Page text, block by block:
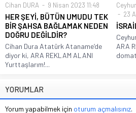
Cihan DURA 9 Nisan 2023 11:48
HER ŞEYİ, BÜTÜN UMUDU TEK
BİR ŞAHSA BAĞLAMAK NEDEN
DOĞRU DEĞİLDİR?
Cihan Dura Atatürk Ataname‘de
diyor ki, ARA REKLAM ALANI
Yurttaşlarım!...
23
ARA
YORUMLAR
Yorum yapabilmek için oturum açmalısınız.